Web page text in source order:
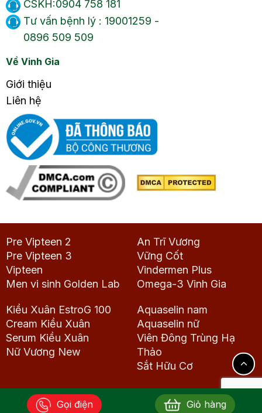
CSKH:0904 758 181
Tư vấn bệnh lý : 19001259 -
0896 509 509
Về Vinh Gia
Giới thiệu
Liên hệ
Pre Vipteen 2
Pre Vipteen 3
Vipteen
Men vi sinh Golden Lab
An Trĩ Vương
Vững Cốt
Vindermen Plus
Omega-3 Vinh Gia
Kiều Xuân EstroG 100
Cream Kiều Xuân
Serum Kiều Xuân
Nữ Vương New
Aquaselin nam
Aquaselin nữ
Viên Đông Trùng Hạ
Thảo
Sắt Hữu Cơ
Copyright 2026 © Dược phẩm Vinh Gia. All rights reserved
Gọi điện Giỏ hàng